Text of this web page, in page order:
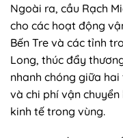
Ngoài ra, cầu Rạch
cho các hoạt động
Bến Tre và các tỉnh
Long, thúc đẩy
nhanh chóng giữa
và chi phí vận
kinh tế trong vùng.